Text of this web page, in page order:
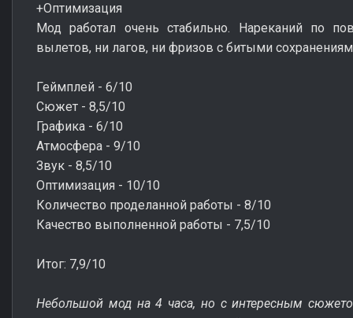
+Оптимизация
Мод работал очень стабильно. Нареканий по
вылетов, ни лагов, ни фризов с битыми
Геймплей - 6/10
Сюжет - 8,5/10
Графика - 6/10
Атмосфера - 9/10
Звук - 8,5/10
Оптимизация - 10/10
Количество проделанной работы - 8/10
Качество выполненной работы - 7,5/10
Итог: 7,9/10
Небольшой мод на 4 часа, но с интересным